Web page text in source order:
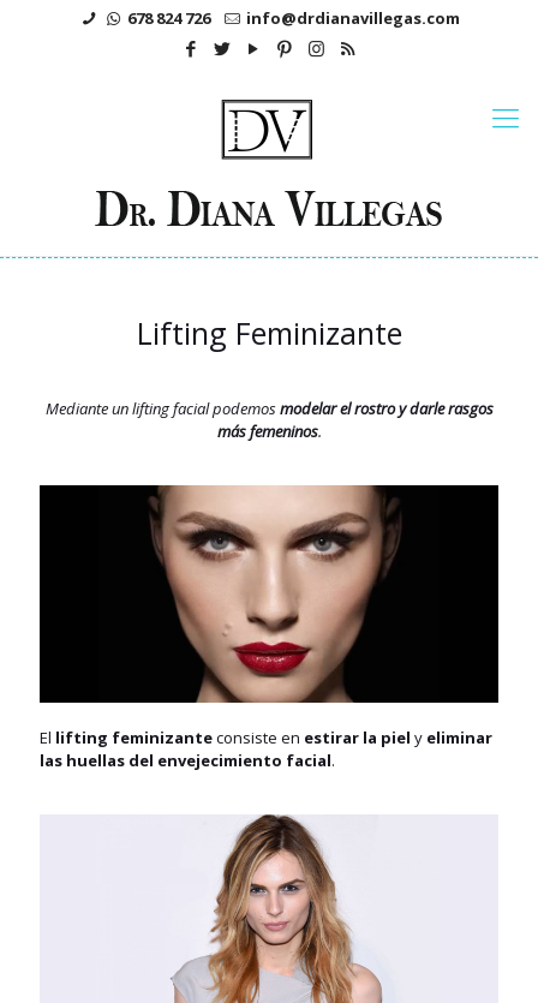
678 824 726 info@drdianavillegas.com
Lifting Feminizante
Mediante un lifting facial podemosmodelar el rostro y darle rasgos
más femeninos.
El lifting feminizanteconsiste en estirar la piel y eliminar
las huellas del envejecimiento facial.